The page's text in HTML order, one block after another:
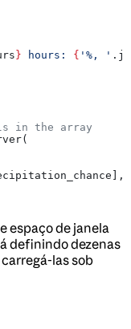
} hours: { '%, '
in the array
espaço de janela
definindo dezenas
las sob